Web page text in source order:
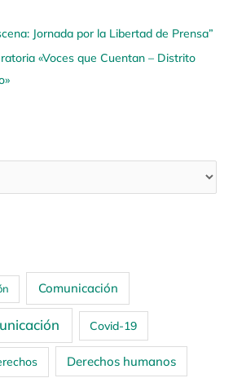
Jornada por la Libertad de Prensa”
«Voces que Cuentan – Distrito
Comunicación
Covid-19
Derechos humanos